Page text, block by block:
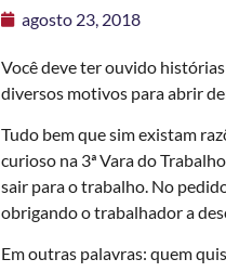
agosto 23, 2018
Você deve ter ouvido
diversos motivos para abrir
Tudo bem que sim existam
curioso na 3ª Vara do
sair para o trabalho. No
obrigando o trabalhador a
Em outras palavras: quem